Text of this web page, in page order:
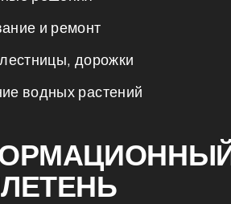
и ремонт
дорожки
водных растений